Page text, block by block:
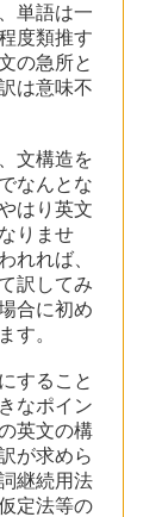
単語は一
度類推す
の急所と
は意味不
文構造を
なんとな
はり英文
りませ
れれば、
訳してみ
合に初め
す。
すること
なポイン
英文の構
が求めら
継続用法
定法等の